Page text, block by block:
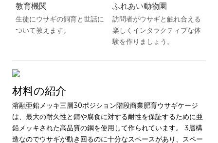
教育機関
生徒にウサギの飼育と世話に
ついて教えます。
ふれあい動物園
訪問者がウサギと触れ合える
楽しくインタラクティブな体
験を作りましょう。
材料の紹介
溶融亜鉛メッキ三層30ポジション階段商業肥育ウサギケージ
は、最大の耐久性と錆や腐食に対する耐性を保証するために亜
鉛メッキされた高品質の鋼を使用して作られています。 3層構
造なのでウサギが動き回るのに十分なスペースがあり、スペー